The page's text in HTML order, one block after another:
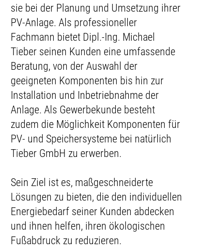
sie bei der Planung und Umsetzung ihrer
PV-Anlage. Als professioneller
Fachmann bietet Dipl.-Ing. Michael
Tieber seinen Kunden eine umfassende
Beratung, von der Auswahl der
geeigneten Komponenten bis hin zur
Installation und Inbetriebnahme der
Anlage. Als Gewerbekunde besteht
zudem die Möglichkeit Komponenten für
PV- und Speichersysteme bei natürlich
Tieber GmbH zu erwerben.
Sein Ziel ist es, maßgeschneiderte
Lösungen zu bieten, die den individuellen
Energiebedarf seiner Kunden abdecken
und ihnen helfen, ihren ökologischen
Fußabdruck zu reduzieren.